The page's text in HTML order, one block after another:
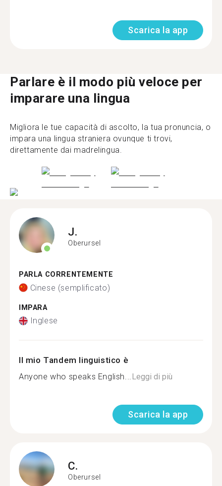
Scarica la app
Parlare è il modo più veloce per
imparare una lingua
Migliora le tue capacità di ascolto, la tua pronuncia, o
impara una lingua straniera ovunque ti trovi,
direttamente dai madrelingua.
J.
Oberursel
PARLA CORRENTEMENTE
Cinese (semplificato)
IMPARA
Inglese
Il mio Tandem linguistico è
Anyone who speaks English...Leggi di più
Scarica la app
C.
Oberursel